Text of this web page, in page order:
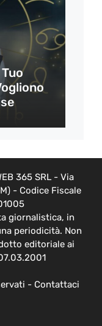
365 SRL - Via
- Codice Fiscale
giornalistica, in
periodicità. Non
editoriale ai
- Contattaci